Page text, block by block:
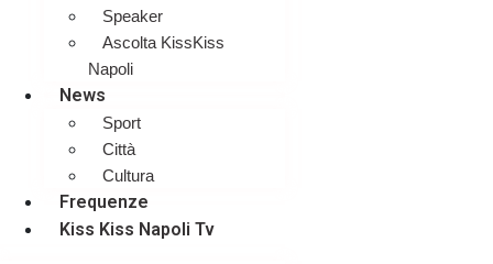
Speaker
Ascolta KissKiss
Napoli
News
Sport
Città
Cultura
Frequenze
Kiss Kiss Napoli Tv